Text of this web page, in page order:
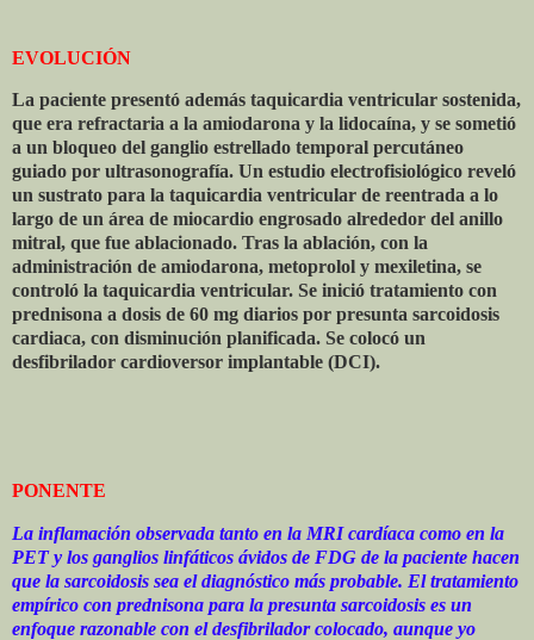
EVOLUCIÓN
La paciente presentó además taquicardia ventricular sostenida,
que era refractaria a la amiodarona y la lidocaína, y se sometió
a un bloqueo del ganglio estrellado temporal percutáneo
guiado por ultrasonografía. Un estudio electrofisiológico reveló
un sustrato para la taquicardia ventricular de reentrada a lo
largo de un área de miocardio engrosado alrededor del anillo
mitral, que fue ablacionado. Tras la ablación, con la
administración de amiodarona, metoprolol y mexiletina, se
controló la taquicardia ventricular. Se inició tratamiento con
prednisona a dosis de 60 mg diarios por presunta sarcoidosis
cardiaca, con disminución planificada. Se colocó un
desfibrilador cardioversor implantable (DCI).
PONENTE
La inflamación observada tanto en la MRI cardíaca como en la
PET y los ganglios linfáticos ávidos de FDG de la paciente hacen
que la sarcoidosis sea el diagnóstico más probable. El tratamiento
empírico con prednisona para la presunta sarcoidosis es un
enfoque razonable con el desfibrilador colocado, aunque yo